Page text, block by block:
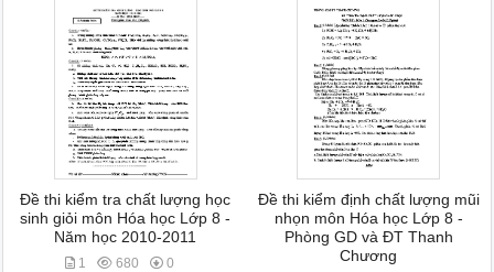
Đề thi kiểm tra chất lượng học
sinh giỏi môn Hóa học Lớp 8 -
Năm học 2010-2011
1 680 0
Đề thi kiểm định chất lượng mũi
nhọn môn Hóa học Lớp 8 -
Phòng GD và ĐT Thanh
Chương